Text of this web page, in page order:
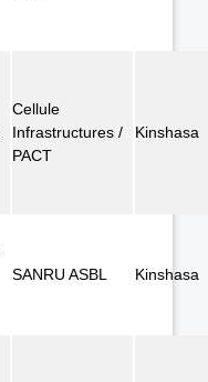
Cellule
Infrastructures /
PACT
Kinshasa
SANRU ASBL Kinshasa